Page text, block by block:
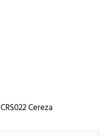
CRS022 Cereza